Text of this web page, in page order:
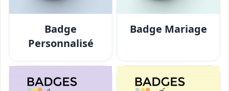
Badge
Personnalisé
Badge Mariage